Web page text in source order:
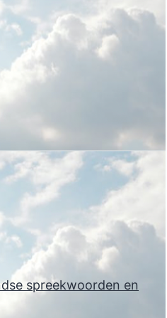
spreekwoorden en